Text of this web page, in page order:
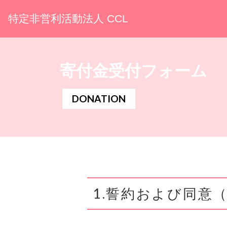
特定非営利活動法人 CCL
寄付金受付フォーム
DONATION
1.誓約および同意（